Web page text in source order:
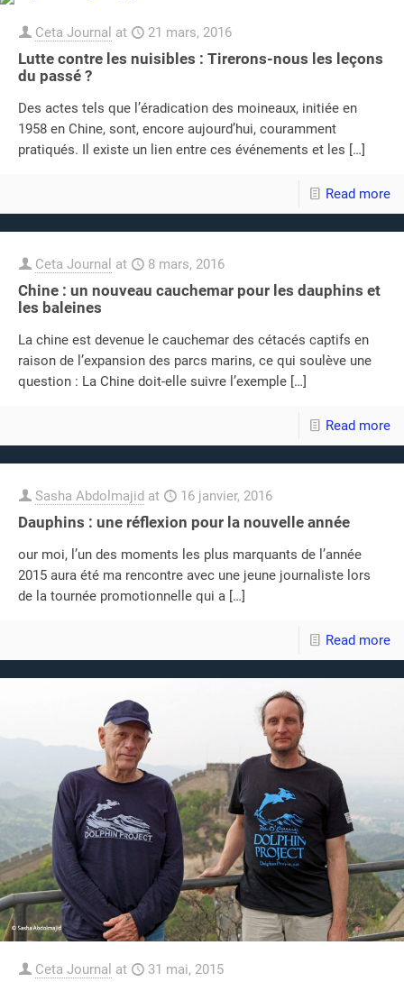
Ceta Journal at 21 mars, 2016
Lutte contre les nuisibles : Tirerons-nous les leçons
du passé ?
Des actes tels que l’éradication des moineaux, initiée en
1958 en Chine, sont, encore aujourd’hui, couramment
pratiqués. Il existe un lien entre ces événements et les […]
Read more
Ceta Journal at 8 mars, 2016
Chine : un nouveau cauchemar pour les dauphins et
les baleines
La chine est devenue le cauchemar des cétacés captifs en
raison de l’expansion des parcs marins, ce qui soulève une
question : La Chine doit-elle suivre l’exemple […]
Read more
Sasha Abdolmajid at 16 janvier, 2016
Dauphins : une réflexion pour la nouvelle année
our moi, l’un des moments les plus marquants de l’année
2015 aura été ma rencontre avec une jeune journaliste lors
de la tournée promotionnelle qui a […]
Read more
Ceta Journal at 31 mai, 2015